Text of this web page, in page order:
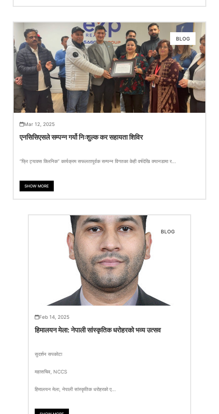
BLOG
Mar 12, 2025
एनसिसिएसले सम्पन्न गर्यो निःशुल्क कर सहायता शिविर
“फ्रि ट्याक्स क्लिनिक” कार्यक्रम सफलतापूर्वक सम्पन्न विगतका केही वर्षदेखि क्यानडामा र...
SHOW MORE
BLOG
Feb 14, 2025
हिमालयन मेला: नेपाली सांस्कृतिक धरोहरको भव्य उत्सव
सुदर्शन सपकोटा
महासचिव, NCCS
हिमालयन मेला, नेपाली सांस्कृतिक धरोहरको ए...